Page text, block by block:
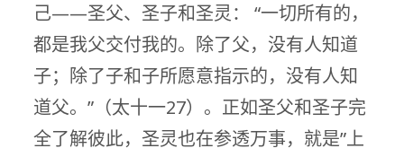
己——圣父、圣子和圣灵： “一切所有的，
都是我父交付我的。除了父，没有人知道
子；除了子和子所愿意指示的，没有人知
道父。”（太十一27）。正如圣父和圣子完
全了解彼此，圣灵也在参透万事，就是”上